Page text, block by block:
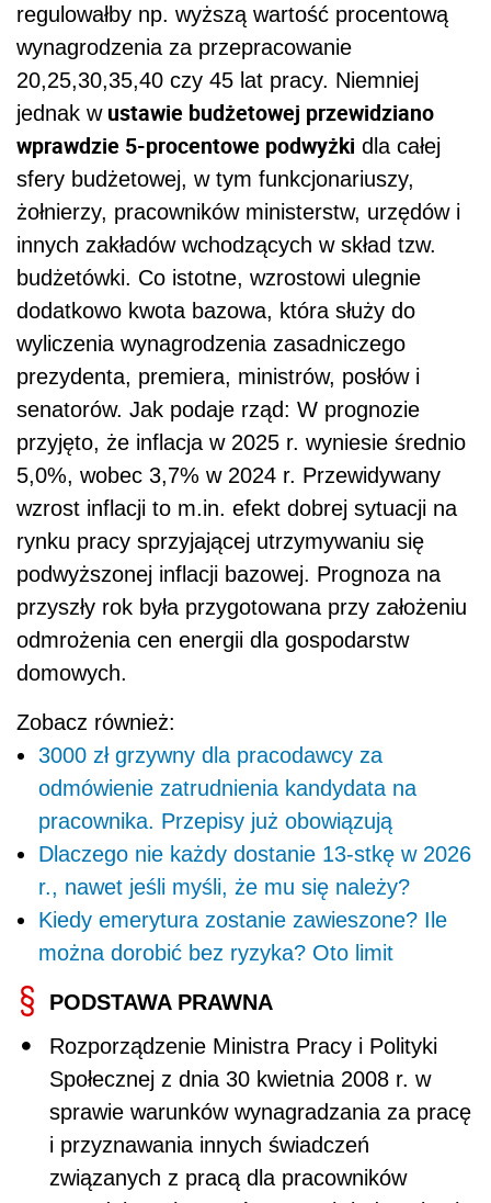
regulowałby np. wyższą wartość procentową
wynagrodzenia za przepracowanie
20,25,30,35,40 czy 45 lat pracy. Niemniej
jednak wustawie budżetowej przewidziano
wprawdzie 5-procentowe podwyżki dla całej
sfery budżetowej, w tym funkcjonariuszy,
żołnierzy, pracowników ministerstw, urzędów i
innych zakładów wchodzących w skład tzw.
budżetówki. Co istotne, wzrostowi ulegnie
dodatkowo kwota bazowa, która służy do
wyliczenia wynagrodzenia zasadniczego
prezydenta, premiera, ministrów, posłów i
senatorów. Jak podaje rząd: W prognozie
przyjęto, że inflacja w 2025 r. wyniesie średnio
5,0%, wobec 3,7% w 2024 r. Przewidywany
wzrost inflacji to m.in. efekt dobrej sytuacji na
rynku pracy sprzyjającej utrzymywaniu się
podwyższonej inflacji bazowej. Prognoza na
przyszły rok była przygotowana przy założeniu
odmrożenia cen energii dla gospodarstw
domowych.
Zobacz również:
3000 zł grzywny dla pracodawcy za
odmówienie zatrudnienia kandydata na
pracownika. Przepisy już obowiązują
Dlaczego nie każdy dostanie 13-stkę w 2026
r., nawet jeśli myśli, że mu się należy?
Kiedy emerytura zostanie zawieszone? Ile
można dorobić bez ryzyka? Oto limit
PODSTAWA PRAWNA
Rozporządzenie Ministra Pracy i Polityki
Społecznej z dnia 30 kwietnia 2008 r. w
sprawie warunków wynagradzania za pracę
i przyznawania innych świadczeń
związanych z pracą dla pracowników